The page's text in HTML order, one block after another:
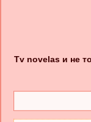
Tv novelas и не